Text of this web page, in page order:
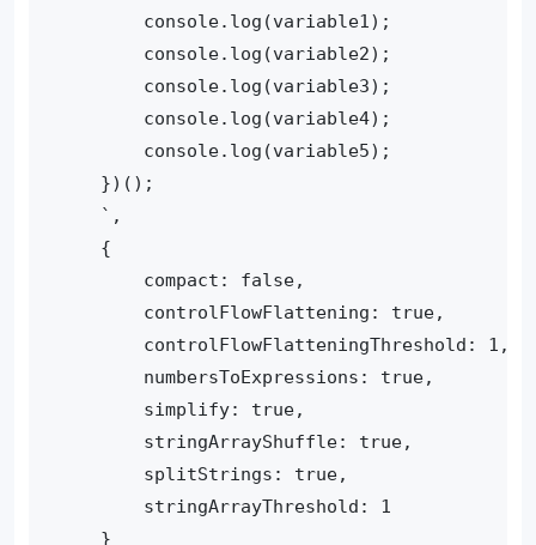
        console.log(variable1);
        console.log(variable2);
        console.log(variable3);
        console.log(variable4);
        console.log(variable5);
    })();
    `,
    {
        compact: false,
        controlFlowFlattening: true,
        controlFlowFlatteningThreshold: 1,
        numbersToExpressions: true,
        simplify: true,
        stringArrayShuffle: true,
        splitStrings: true,
        stringArrayThreshold: 1
    }